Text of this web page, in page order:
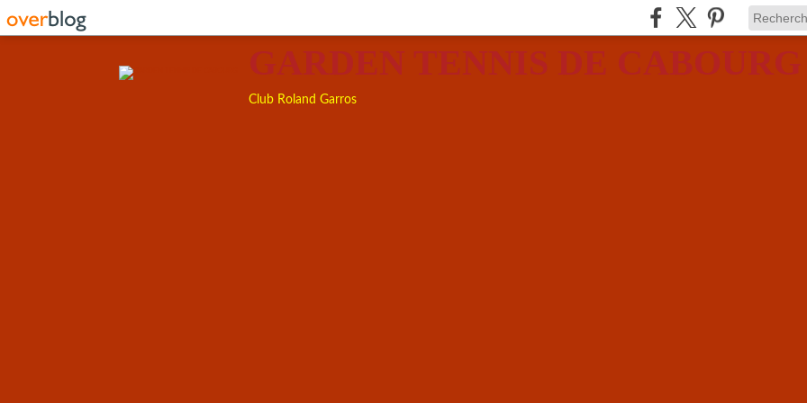
GARDEN TENNIS DE CABOURG
Club Roland Garros